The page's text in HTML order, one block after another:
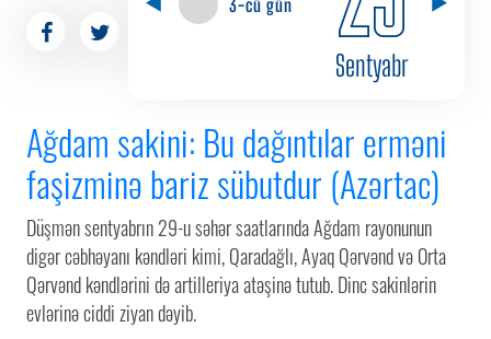
3-cü gün
Sentyabr
Ağdam sakini: Bu dağıntılar erməni
faşizminə bariz sübutdur (Azərtac)
Düşmən sentyabrın 29-u səhər saatlarında Ağdam rayonunun
digər cəbhəyanı kəndləri kimi, Qaradağlı, Ayaq Qərvənd və Orta
Qərvənd kəndlərini də artilleriya atəşinə tutub. Dinc sakinlərin
evlərinə ciddi ziyan dəyib.